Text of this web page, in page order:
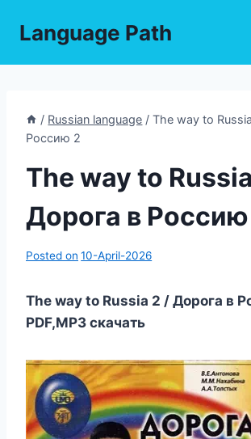
Language Path
/ Russian language / The way to
Россию 2
The way to
Дорога в
Posted on 10-April-2026
The way to Russia 2 / Дорога в
PDF,MP3 скачать